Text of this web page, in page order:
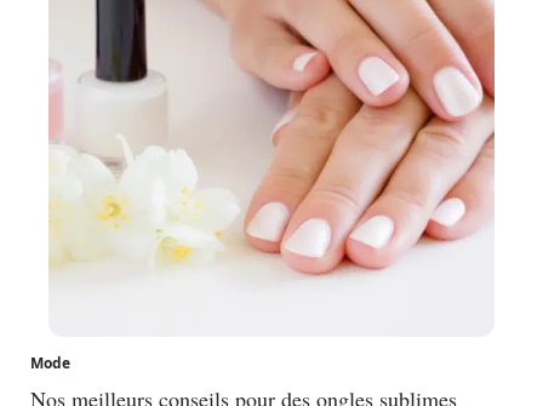
Mode
Nos meilleurs conseils pour des ongles sublimes